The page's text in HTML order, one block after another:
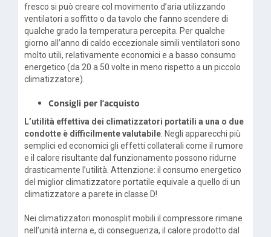
fresco si può creare col movimento d’aria utilizzando
ventilatori a soffitto o da tavolo che fanno scendere di
qualche grado la temperatura percepita. Per qualche
giorno all’anno di caldo eccezionale simili ventilatori sono
molto utili, relativamente economici e a basso consumo
energetico (da 20 a 50 volte in meno rispetto a un piccolo
climatizzatore).
Consigli per l’acquisto
L’utilità effettiva dei climatizzatori portatili a una o due
condotte è difficilmente valutabile . Negli apparecchi più
semplici ed economici gli effetti collaterali come il rumore
e il calore risultante dal funzionamento possono ridurne
drasticamente l’utilità. Attenzione: il consumo energetico
del miglior climatizzatore portatile equivale a quello di un
climatizzatore a parete in classe D!
Nei climatizzatori monosplit mobili il compressore rimane
nell’unità interna e, di conseguenza, il calore prodotto dal